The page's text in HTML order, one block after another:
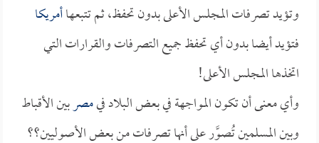
وتؤيد تصرفات المجلس الأعلى بدون تحفظ، ثم تتبعهاأمريكا
فتؤيد أيضا بدون أي تحفظ جميع التصرفات والقرارات التي
اتخذها المجلس الأعلى!
وأي معنى أن تكون المواجهة في بعض البلاد فيمصربين الأقباط
وبين المسلمين تُصوَّر على أنها تصرفات من بعض الأصوليين؟؟